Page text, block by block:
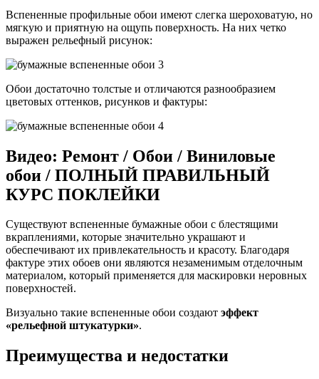
Вспененные профильные обои имеют слегка шероховатую, но
мягкую и приятную на ощупь поверхность. На них четко
выражен рельефный рисунок:
Обои достаточно толстые и отличаются разнообразием
цветовых оттенков, рисунков и фактуры:
Видео: Ремонт / Обои / Виниловые
обои / ПОЛНЫЙ ПРАВИЛЬНЫЙ
КУРС ПОКЛЕЙКИ
Существуют вспененные бумажные обои с блестящими
вкраплениями, которые значительно украшают и
обеспечивают их привлекательность и красоту. Благодаря
фактуре этих обоев они являются незаменимым отделочным
материалом, который применяется для маскировки неровных
поверхностей.
Визуально такие вспененные обои создают эффект
«рельефной штукатурки».
Преимущества и недостатки